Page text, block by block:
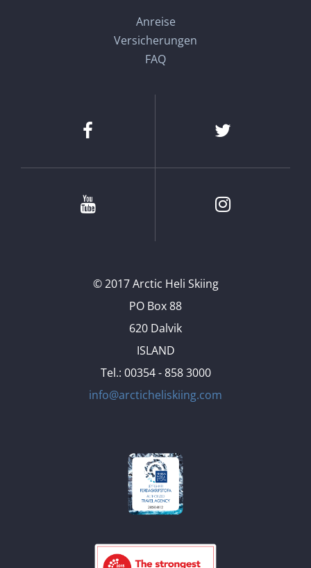
Anreise
Versicherungen
FAQ
Facebook Twitter
Youtube Instagram
© 2017 Arctic Heli Skiing
PO Box 88
620 Dalvik
ISLAND
Tel.: 00354 - 858 3000
info@arcticheliskiing.com